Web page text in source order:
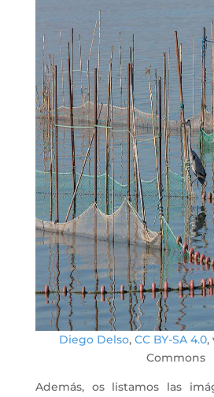
Diego Delso, CC BY-SA 4.0,
Commons
Además, os listamos las